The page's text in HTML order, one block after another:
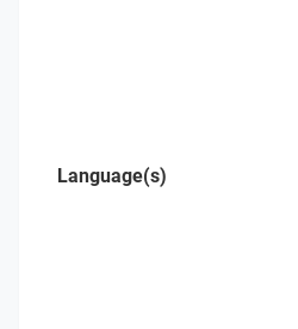
Language(s)